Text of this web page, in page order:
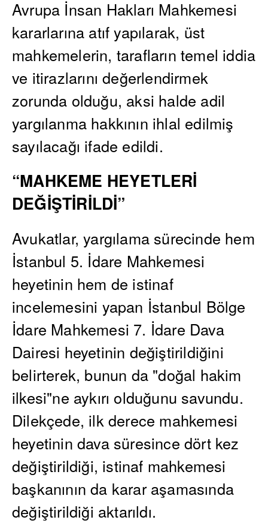
Avrupa İnsan Hakları Mahkemesi
kararlarına atıf yapılarak, üst
mahkemelerin, tarafların temel iddia
ve itirazlarını değerlendirmek
zorunda olduğu, aksi halde adil
yargılanma hakkının ihlal edilmiş
sayılacağı ifade edildi.
“MAHKEME HEYETLERİ
DEĞİŞTİRİLDİ”
Avukatlar, yargılama sürecinde hem
İstanbul 5. İdare Mahkemesi
heyetinin hem de istinaf
incelemesini yapan İstanbul Bölge
İdare Mahkemesi 7. İdare Dava
Dairesi heyetinin değiştirildiğini
belirterek, bunun da "doğal hakim
ilkesi"ne aykırı olduğunu savundu.
Dilekçede, ilk derece mahkemesi
heyetinin dava süresince dört kez
değiştirildiği, istinaf mahkemesi
başkanının da karar aşamasında
değiştirildiği aktarıldı.